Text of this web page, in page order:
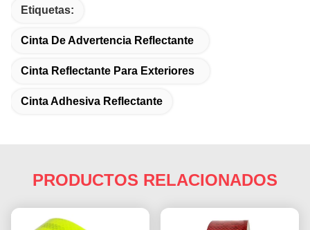
Etiquetas:
Cinta De Advertencia Reflectante
Cinta Reflectante Para Exteriores
Cinta Adhesiva Reflectante
PRODUCTOS RELACIONADOS